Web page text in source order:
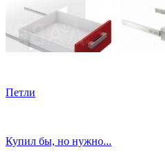
Петли
Купил бы, но нужно...